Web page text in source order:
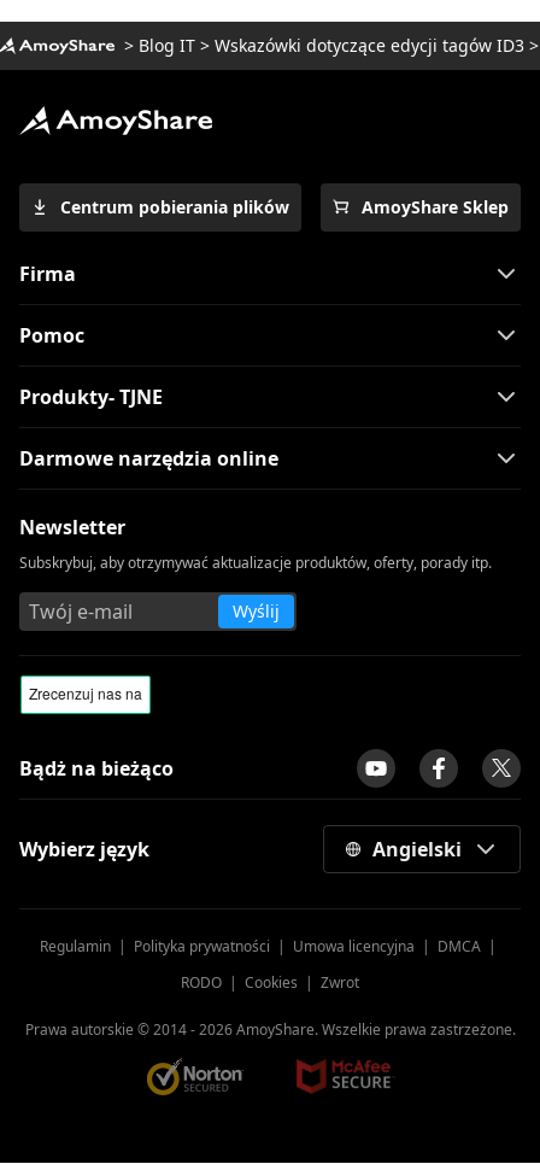
> Blog IT > Wskazówki dotyczące edycji tagów ID3
Centrum pobierania plików AmoyShare Sklep
Firma
Pomoc
Produkty- TJNE
Darmowe narzędzia online
Newsletter
Subskrybuj, aby otrzymywać aktualizacje produktów, oferty, porady itp.
Wyślij
Bądż na bieżąco
Wybierz język Angielski
Regulamin | Polityka prywatności | Umowa licencyjna | DMCA |
RODO | Cookies | Zwrot
Prawa autorskie © 2014 -2026AmoyShare. Wszelkie prawa zastrzeżone.